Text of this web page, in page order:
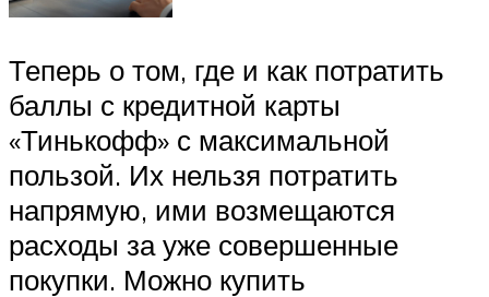
Теперь о том, где и как потратить
баллы с кредитной карты
«Тинькофф» с максимальной
пользой. Их нельзя потратить
напрямую, ими возмещаются
расходы за уже совершенные
покупки. Можно купить